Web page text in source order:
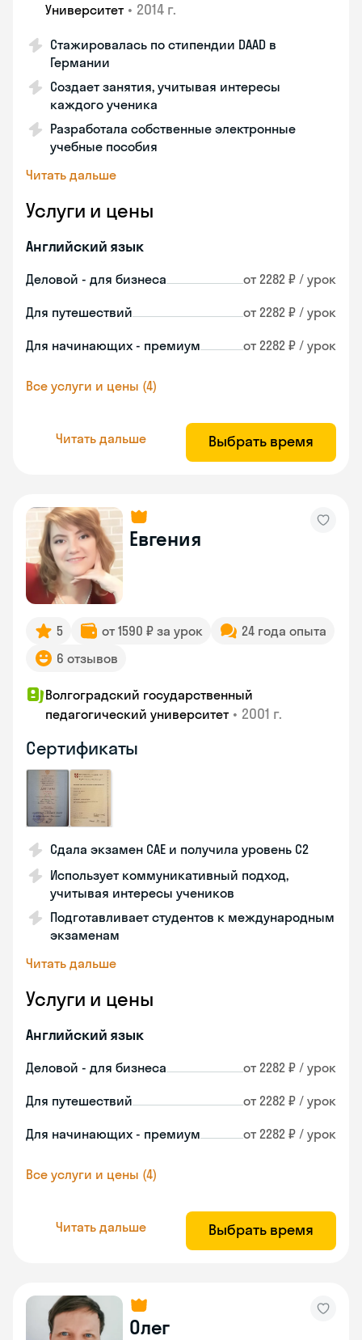
Университет • 2014 г.
Стажировалась по стипендии DAAD в
Германии
Создает занятия, учитывая интересы
каждого ученика
Разработала собственные электронные
учебные пособия
Читать дальше
Услуги и цены
Английский язык
Деловой - для бизнеса от 2282 ₽ / урок
Для путешествий от 2282 ₽ / урок
Для начинающих - премиум от 2282 ₽ / урок
Все услуги и цены (4)
Читать дальше Выбрать время
Евгения
5 от 1590 ₽ за урок
24 года опыта
6 отзывов
Волгоградский государственный
педагогический университет • 2001 г.
Сертификаты
Сдала экзамен CAE и получила уровень С2
Использует коммуникативный подход,
учитывая интересы учеников
Подготавливает студентов к международным
экзаменам
Читать дальше
Услуги и цены
Английский язык
Деловой - для бизнеса от 2282 ₽ / урок
Для путешествий от 2282 ₽ / урок
Для начинающих - премиум от 2282 ₽ / урок
Все услуги и цены (4)
Читать дальше Выбрать время
Олег